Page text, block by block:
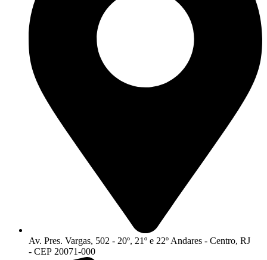
Av. Pres. Vargas, 502 - 20º, 21º e 22º Andares - Centro, RJ
- CEP 20071-000